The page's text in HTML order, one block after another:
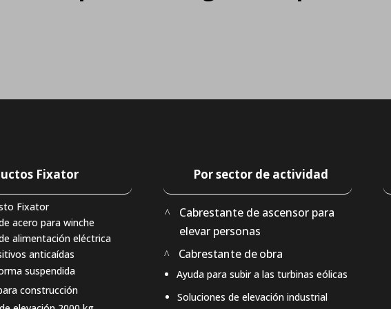
Fixator
Fixator
acero para winche
alimentación eléctrica
anticaídas
suspendida
construcción
Por sector de actividad
Cabrestante de ascensor para
elevar personas
Cabrestante de obra
Ayuda para subir a las turbinas eólicas
Soluciones de elevación industrial